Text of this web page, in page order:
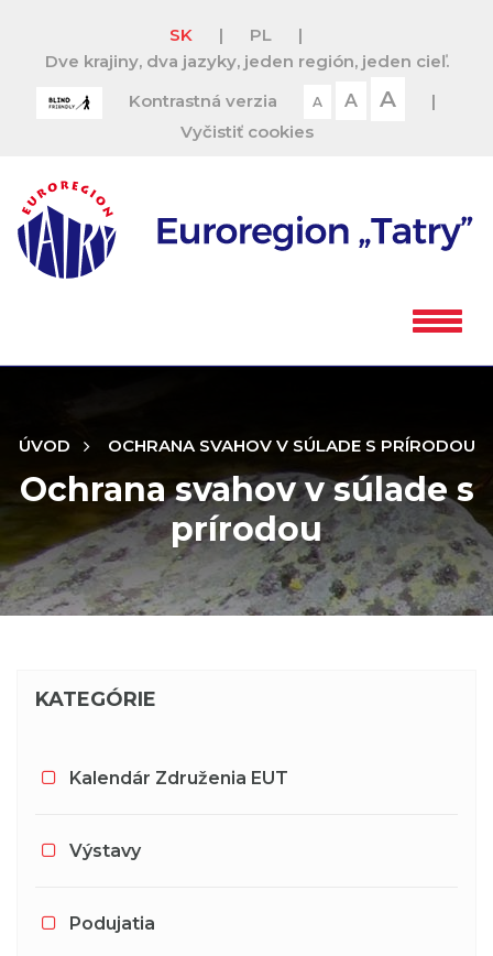
SK | PL
|
Dve krajiny, dva jazyky, jeden región, jeden cieľ.
Kontrastná verzia
A A A
|
Vyčistiť cookies
ÚVOD OCHRANA SVAHOV V SÚLADE S PRÍRODOU
Ochrana svahov v súlade s
prírodou
KATEGÓRIE
Kalendár Združenia EUT
Výstavy
Podujatia